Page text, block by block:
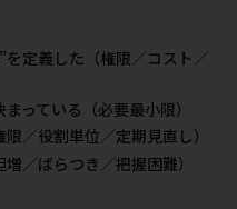
定義した（権限／コスト／
っている（必要最小限）
／役割単位／定期見直し）
／ばらつき／把握困難）